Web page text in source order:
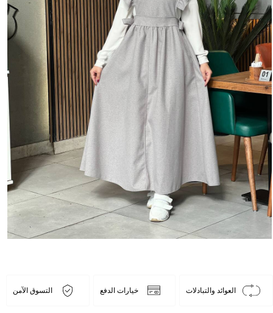
العوائد والتبادلات خيارات الدفع التسوق الآمن